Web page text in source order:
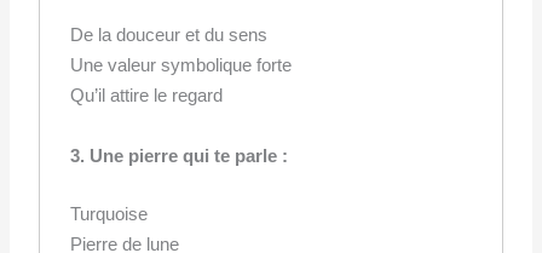
De la douceur et du sens
Une valeur symbolique forte
Qu’il attire le regard
3. Une pierre qui te parle :
Turquoise
Pierre de lune